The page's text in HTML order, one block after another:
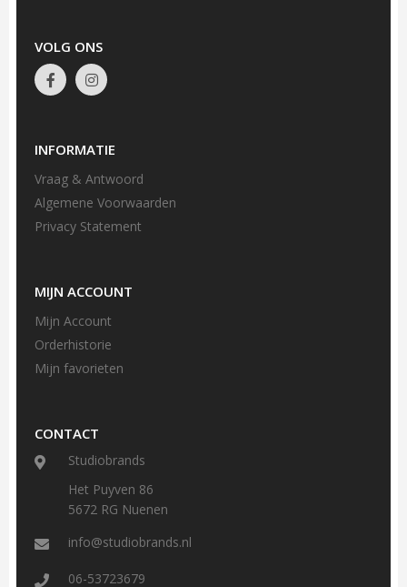
VOLG ONS
INFORMATIE
Vraag & Antwoord
Algemene Voorwaarden
Privacy Statement
MIJN ACCOUNT
Mijn Account
Orderhistorie
Mijn favorieten
CONTACT
Studiobrands
Het Puyven 86
5672 RG Nuenen
info@studiobrands.nl
06-53723679